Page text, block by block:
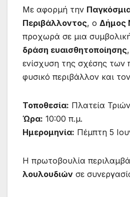
Με αφορμή την
Περιβάλλοντος, ο Δήμος
προχωρά σε μια
δράση ευαισθητοποίησης
ενίσχυση της σχέσης των
φυσικό περιβάλλον και τον
Τοποθεσία: Πλατεία
Ώρα: 10:00 π.μ.
Ημερομηνία: Πέμπτη 5
Η πρωτοβουλία
λουλουδιών σε